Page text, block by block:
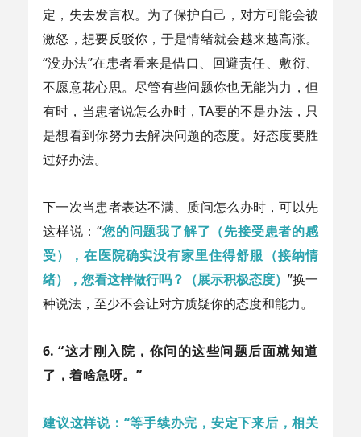
定，失去发言权。为了保护自己，对方可能会被
激怒，想要反驳你，于是情绪就会越来越高涨。
“没办法”在患者看来是借口、回避责任、敷衍、
不愿意花心思。尽管有些问题你也无能为力，但
有时，当患者说怎么办时，TA要的不是办法，只
是想看到你努力去解决问题的态度。好态度要胜
过好办法。
下一次当患者表达不满、质问怎么办时，可以先
这样说：“您的问题我了解了（先接受患者的感
受），在医院确实没有家里住得舒服（接纳情
绪），您看这样做行吗？（展示积极态度） ”换一
种说法，至少不会让对方质疑你的态度和能力。
6. “这才刚入院，你问的这些问题后面就知道
了，着啥急呀。”
建议这样说：“等手续办完，安定下来后，相关